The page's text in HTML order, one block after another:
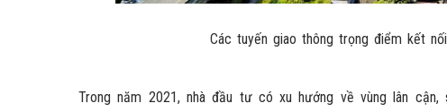
Các tuyến giao thông trọng điểm kết
Trong năm 2021, nhà đầu tư có xu hướng về vùng lân cận,